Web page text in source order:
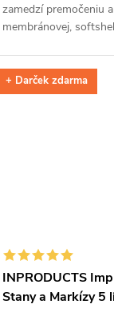
zamedzí premočeniu
membránovej,
bundy a nohavíc,
+ Darček zdarma
INPRODUCTS
Stany a Markízy 5